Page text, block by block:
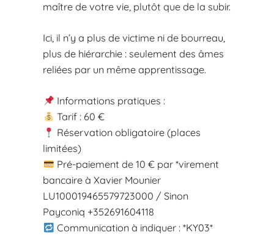
maître de votre vie, plutôt que de la subir.
Ici, il n’y a plus de victime ni de bourreau,
plus de hiérarchie : seulement des âmes
reliées par un même apprentissage.
Informations pratiques :
Tarif : 60 €
Réservation obligatoire (places
limitées)
Pré-paiement de 10 € par *virement
bancaire à Xavier Mounier
LU100019465579723000 / Sinon
Payconiq +352691604118
Communication à indiquer : *KY03*